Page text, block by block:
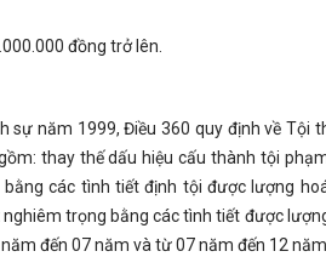
đồng trở lên.
sự năm 1999, Điều 360 quy định về Tội
thay thế dấu hiệu cấu thành tội
các tình tiết định tội được lượng
trọng bằng các tình tiết được
đến 07 năm và từ 07 năm đến 12